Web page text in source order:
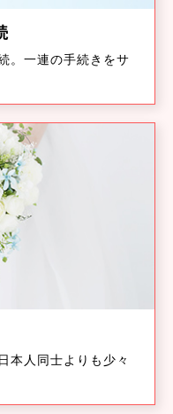
。一連の手続きをサ
本人同士よりも少々